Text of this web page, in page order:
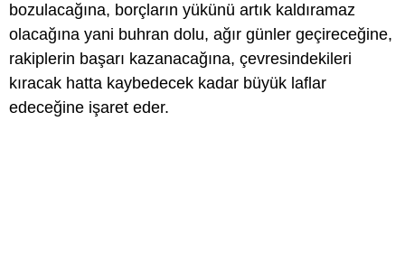
bozulacağına, borçların yükünü artık kaldıramaz
olacağına yani buhran dolu, ağır günler geçireceğine,
rakiplerin başarı kazanacağına, çevresindekileri
kıracak hatta kaybedecek kadar büyük laflar
edeceğine işaret eder.